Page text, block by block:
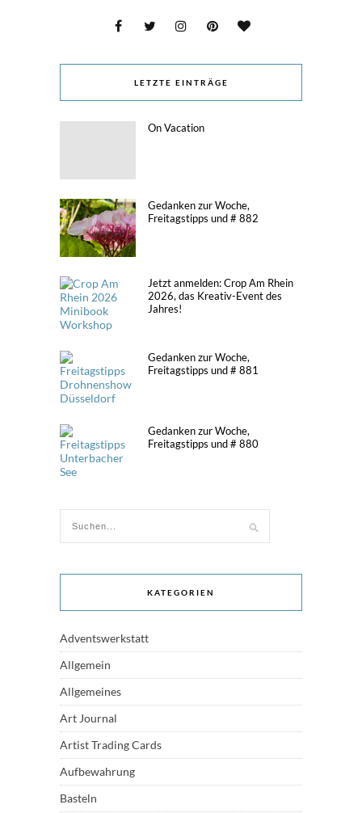
LETZTE EINTRÄGE
On Vacation
Gedanken zur Woche,
Freitagstipps und # 882
Jetzt anmelden: Crop Am Rhein
2026, das Kreativ-Event des
Jahres!
Gedanken zur Woche,
Freitagstipps und # 881
Gedanken zur Woche,
Freitagstipps und # 880
KATEGORIEN
Adventswerkstatt
Allgemein
Allgemeines
Art Journal
Artist Trading Cards
Aufbewahrung
Basteln